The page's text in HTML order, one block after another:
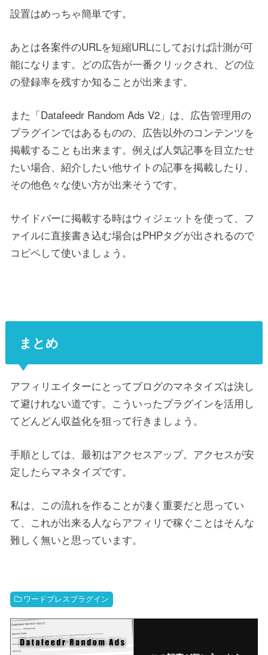
設置はめっちゃ簡単です。
あとは各案件のURLを短縮URLにしておけば計測が可
能になります。どの広告が一番クリックされ、どの位
の登録率を残すか知ることが出来ます。
また「Datafeedr Random Ads V2」は、広告管理用の
プラグインではあるものの、広告以外のコンテンツを
掲載することも出来ます。例えば人気記事を目立たせ
たい場合、紹介したい他サイトの記事を掲載したり、
その他色々な使い方が出来そうです。
サイドバーに掲載する時はウィジェットを使って、フ
ァイルに直接書き込む場合はPHPタグが出されるので
コピペして使いましょう。
まとめ
アフィリエイターにとってブログのマネタイズは決し
て避けれない道です。こういったプラグインを活用し
てどんどん収益化を狙って行きましょう。
手順としては、最初はアクセスアップ。アクセスが安
定したらマネタイズです。
私は、この流れを作ることが凄く重要だと思ってい
て、これが出来る人ならアフィリで稼ぐことはそんな
難しく無いと思っています。
ワードプレスプラグイン